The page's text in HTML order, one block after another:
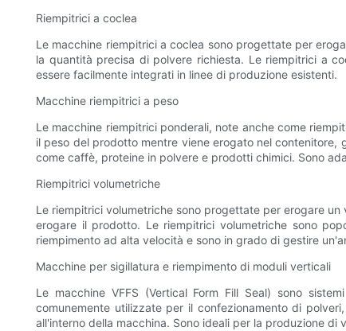
Riempitrici a coclea
Le macchine riempitrici a coclea sono progettate per
la quantità precisa di polvere richiesta. Le riempitrici a
essere facilmente integrati in linee di produzione esistenti.
Macchine riempitrici a peso
Le macchine riempitrici ponderali, note anche come
il peso del prodotto mentre viene erogato nel
come caffè, proteine ​​in polvere e prodotti chimici. Sono
Riempitrici volumetriche
Le riempitrici volumetriche sono progettate per erogare
erogare il prodotto. Le riempitrici volumetriche sono
riempimento ad alta velocità e sono in grado di gestire
Macchine per sigillatura e riempimento di moduli verticali
Le macchine VFFS (Vertical Form Fill Seal) sono
comunemente utilizzate per il confezionamento di
all'interno della macchina. Sono ideali per la produzione